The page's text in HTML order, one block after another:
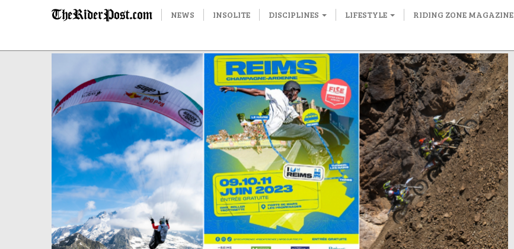
NEWS INSOLITE DISCIPLINES LIFESTYLE RIDING ZONE MAGAZINE